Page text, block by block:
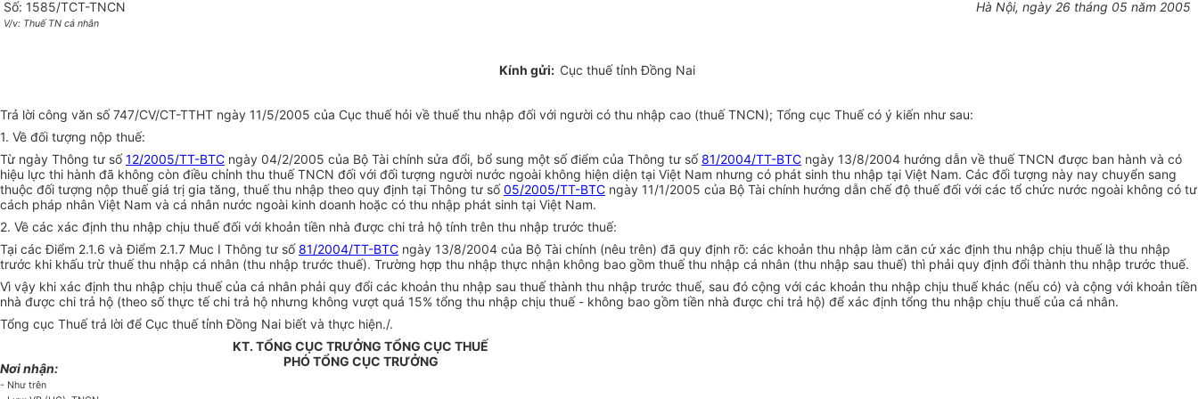
Số: 1585/TCT-TNCN
V/v: Thuế TN cá nhân
Hà Nội, ngày 26 tháng 05 năm 2005
Kính gửi: Cục thuế tỉnh Đồng Nai
Trả lời công văn số 747/CV/CT-TTHT ngày 11/5/2005 của Cục thuế hỏi về thuế thu nhập đối với người có thu nhập cao (thuế TNCN); Tổng cục Thuế có ý kiến như sau:
1. Về đối tượng nộp thuế:
Từ ngày Thông tư số12/2005/TT-BTC ngày 04/2/2005 của Bộ Tài chính sửa đổi, bổ sung một số điểm của Thông tư số81/2004/TT-BTC ngày 13/8/2004 hướng dẫn về thuế TNCN được ban hành và có
hiệu lực thi hành đã không còn điều chỉnh thu thuế TNCN đối với đối tượng người nước ngoài không hiện diện tại Việt Nam nhưng có phát sinh thu nhập tại Việt Nam. Các đối tượng này nay chuyển sang
thuộc đối tượng nộp thuế giá trị gia tăng, thuế thu nhập theo quy định tại Thông tư số05/2005/TT-BTC ngày 11/1/2005 của Bộ Tài chính hướng dẫn chế độ thuế đối với các tổ chức nước ngoài không có tư
cách pháp nhân Việt Nam và cá nhân nước ngoài kinh doanh hoặc có thu nhập phát sinh tại Việt Nam.
2. Về các xác định thu nhập chịu thuế đối với khoản tiền nhà được chi trả hộ tính trên thu nhập trước thuế:
Tại các Điểm 2.1.6 và Điểm 2.1.7 Muc I Thông tư số81/2004/TT-BTC ngày 13/8/2004 của Bộ Tài chính (nêu trên) đã quy định rõ: các khoản thu nhập làm căn cứ xác định thu nhập chịu thuế là thu nhập
trước khi khấu trừ thuế thu nhập cá nhân (thu nhập trước thuế). Trường hợp thu nhập thực nhận không bao gồm thuế thu nhập cá nhân (thu nhập sau thuế) thì phải quy định đổi thành thu nhập trước thuế.
Vì vậy khi xác định thu nhập chịu thuế của cá nhân phải quy đổi các khoản thu nhập sau thuế thành thu nhập trước thuế, sau đó cộng với các khoản thu nhập chịu thuế khác (nếu có) và cộng với khoản tiền
nhà được chi trả hộ (theo số thực tế chi trả hộ nhưng không vượt quá 15% tổng thu nhập chịu thuế - không bao gồm tiền nhà được chi trả hộ) để xác định tổng thu nhập chịu thuế của cá nhân.
Tổng cục Thuế trả lời để Cục thuế tỉnh Đồng Nai biết và thực hiện./.
Nơi nhận:
- Như trên
KT. TỔNG CỤC TRƯỞNG TỔNG CỤC THUẾ
PHÓ TỔNG CỤC TRƯỞNG